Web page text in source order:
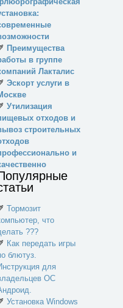
Преимущества
в группе
Лакталис
Эскорт услуги в
Утилизация
отходов и
строительных
и
Тормозит
что
???
Как передать игры
блютуз.
для
ОС
Установка Windows